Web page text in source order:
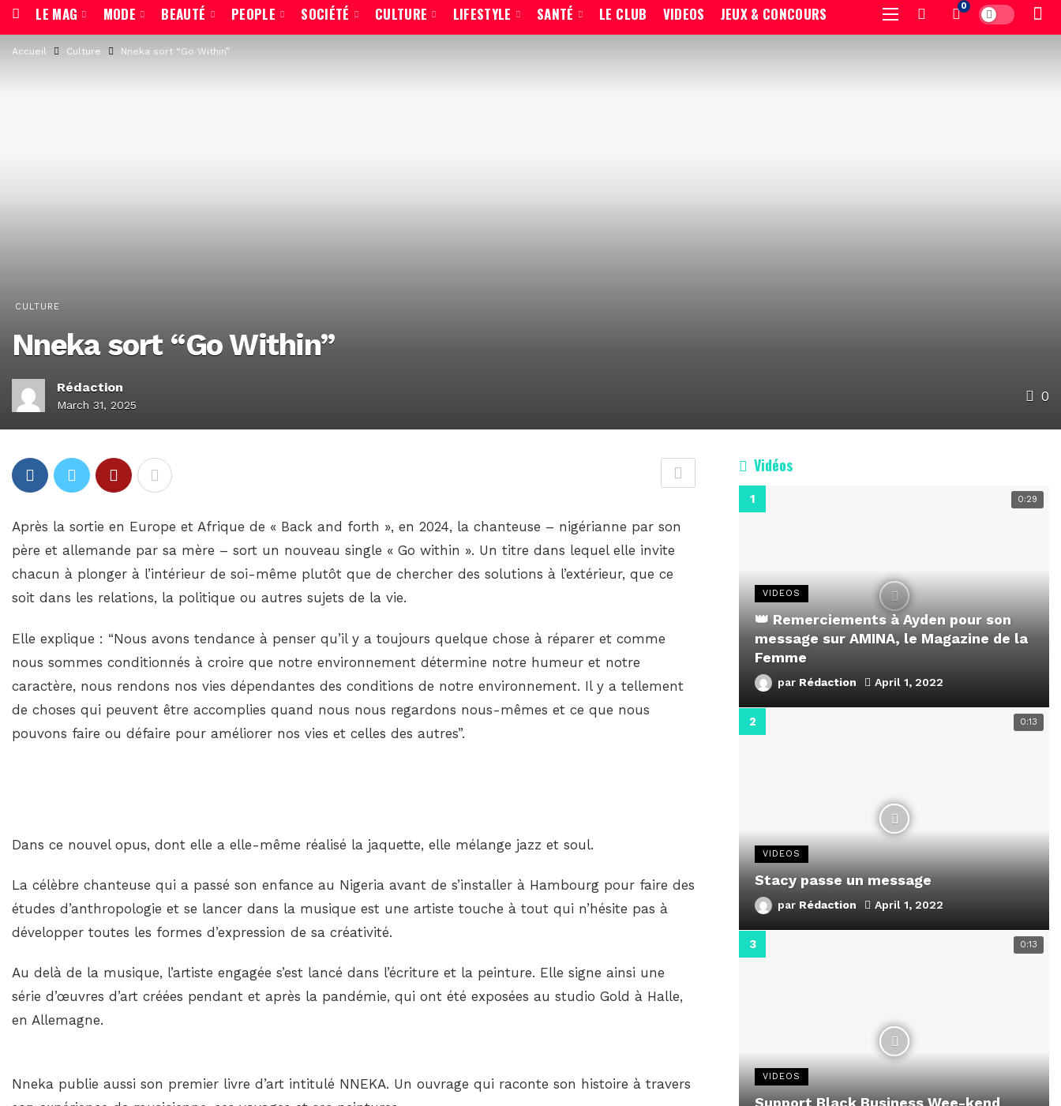
LE MAG MODE BEAUTÉ PEOPLE SOCIÉTÉ CULTURE LIFESTYLE SANTÉ LE CLUB VIDEOS JEUX & CONCOURS 0
Accueil Culture Nneka sort “Go Within”
CULTURE
Nneka sort “Go Within”
Rédaction
March 31, 2025
0
Après la sortie en Europe et Afrique de « Back and forth », en 2024, la chanteuse – nigérianne par son
père et allemande par sa mère – sort un nouveau single « Go within ». Un titre dans lequel elle invite
chacun à plonger à l’intérieur de soi-même plutôt que de chercher des solutions à l’extérieur, que ce
soit dans les relations, la politique ou autres sujets de la vie.
Elle explique : “Nous avons tendance à penser qu’il y a toujours quelque chose à réparer et comme
nous sommes conditionnés à croire que notre environnement détermine notre humeur et notre
caractère, nous rendons nos vies dépendantes des conditions de notre environnement. Il y a tellement
de choses qui peuvent être accomplies quand nous nous regardons nous-mêmes et ce que nous
pouvons faire ou défaire pour améliorer nos vies et celles des autres”.
Dans ce nouvel opus, dont elle a elle-même réalisé la jaquette, elle mélange jazz et soul.
La célèbre chanteuse qui a passé son enfance au Nigeria avant de s’installer à Hambourg pour faire des
études d’anthropologie et se lancer dans la musique est une artiste touche à tout qui n’hésite pas à
développer toutes les formes d’expression de sa créativité.
Au delà de la musique, l’artiste engagée s’est lancé dans l’écriture et la peinture. Elle signe ainsi une
série d’œuvres d’art créées pendant et après la pandémie, qui ont été exposées au studio Gold à Halle,
en Allemagne.
Nneka publie aussi son premier livre d’art intitulé NNEKA. Un ouvrage qui raconte son histoire à travers
Vidéos
0:29
VIDEOS
👑 Remerciements à Ayden pour son
message sur AMINA, le Magazine de la
Femme
par Rédaction April 1, 2022
0:13
VIDEOS
Stacy passe un message
par Rédaction April 1, 2022
0:13
VIDEOS